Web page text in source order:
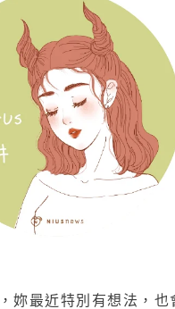
妳最近特別有想法，也